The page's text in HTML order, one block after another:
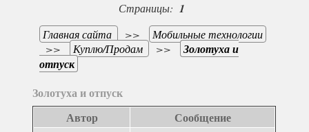
Страницы: 1
Главная сайта >>
Мобильные технологии
>>
Куплю/Продам >>
Золотуха и
отпуск
Золотуха и отпуск
Автор
Сообщение